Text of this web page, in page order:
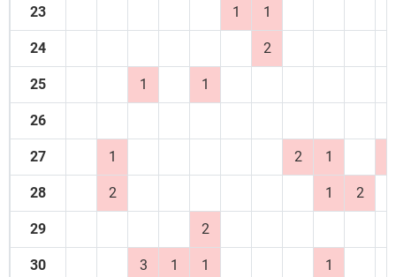
23 1 1
24 2
25 1 1
26
27 1 2 1
28 2 1 2
29 2
30 3 1 1 1